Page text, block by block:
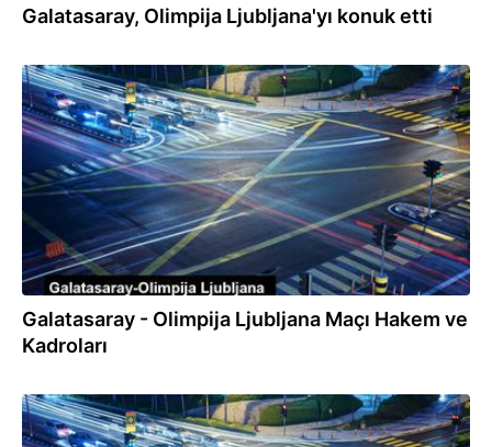
Galatasaray, Olimpija Ljubljana'yı konuk etti
15.08.2023
Galatasaray - Olimpija Ljubljana Maçı Hakem ve
Kadroları
14.08.2023